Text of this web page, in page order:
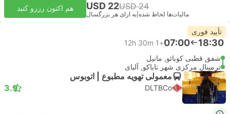
USD 24
USD 22
مالیات‌ها لحاظ شده به ازای هر بزرگسال
هم اکنون رزرو کنید
تأیید فوری
18:30
07:00
+1
12h 30m
شفق قطبی کوبائو, مانیل
ترمینال مرکزی شهر تاباکو, آلبای
معمولی تهویه مطبوع | اتوبوس
DLTBCo
3.9